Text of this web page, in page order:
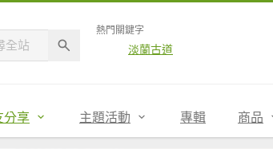
熱門關鍵字
淡蘭古道
分享 主題活動 專輯 商品